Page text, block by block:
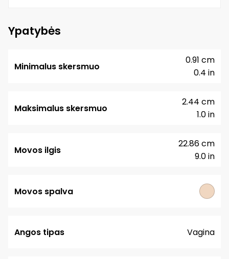
Ypatybės
Minimalus skersmuo
0.4 in
0.91 cm
Maksimalus skersmuo
1.0 in
2.44 cm
Movos ilgis
9.0 in
22.86 cm
Movos spalva
Angos tipas Vagina